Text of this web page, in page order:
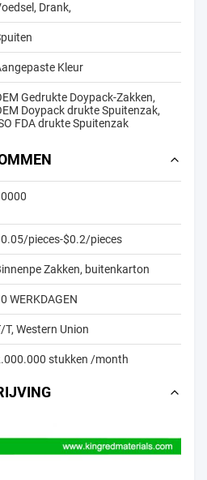
Drank,
Kleur
Gedrukte Doypack-Zakken,
Doypack drukte Spuitenzak,
FDA drukte Spuitenzak
pieces-$0.2/pieces
Zakken, buitenkarton
WERKDAGEN
T, Western Union
stukken /month